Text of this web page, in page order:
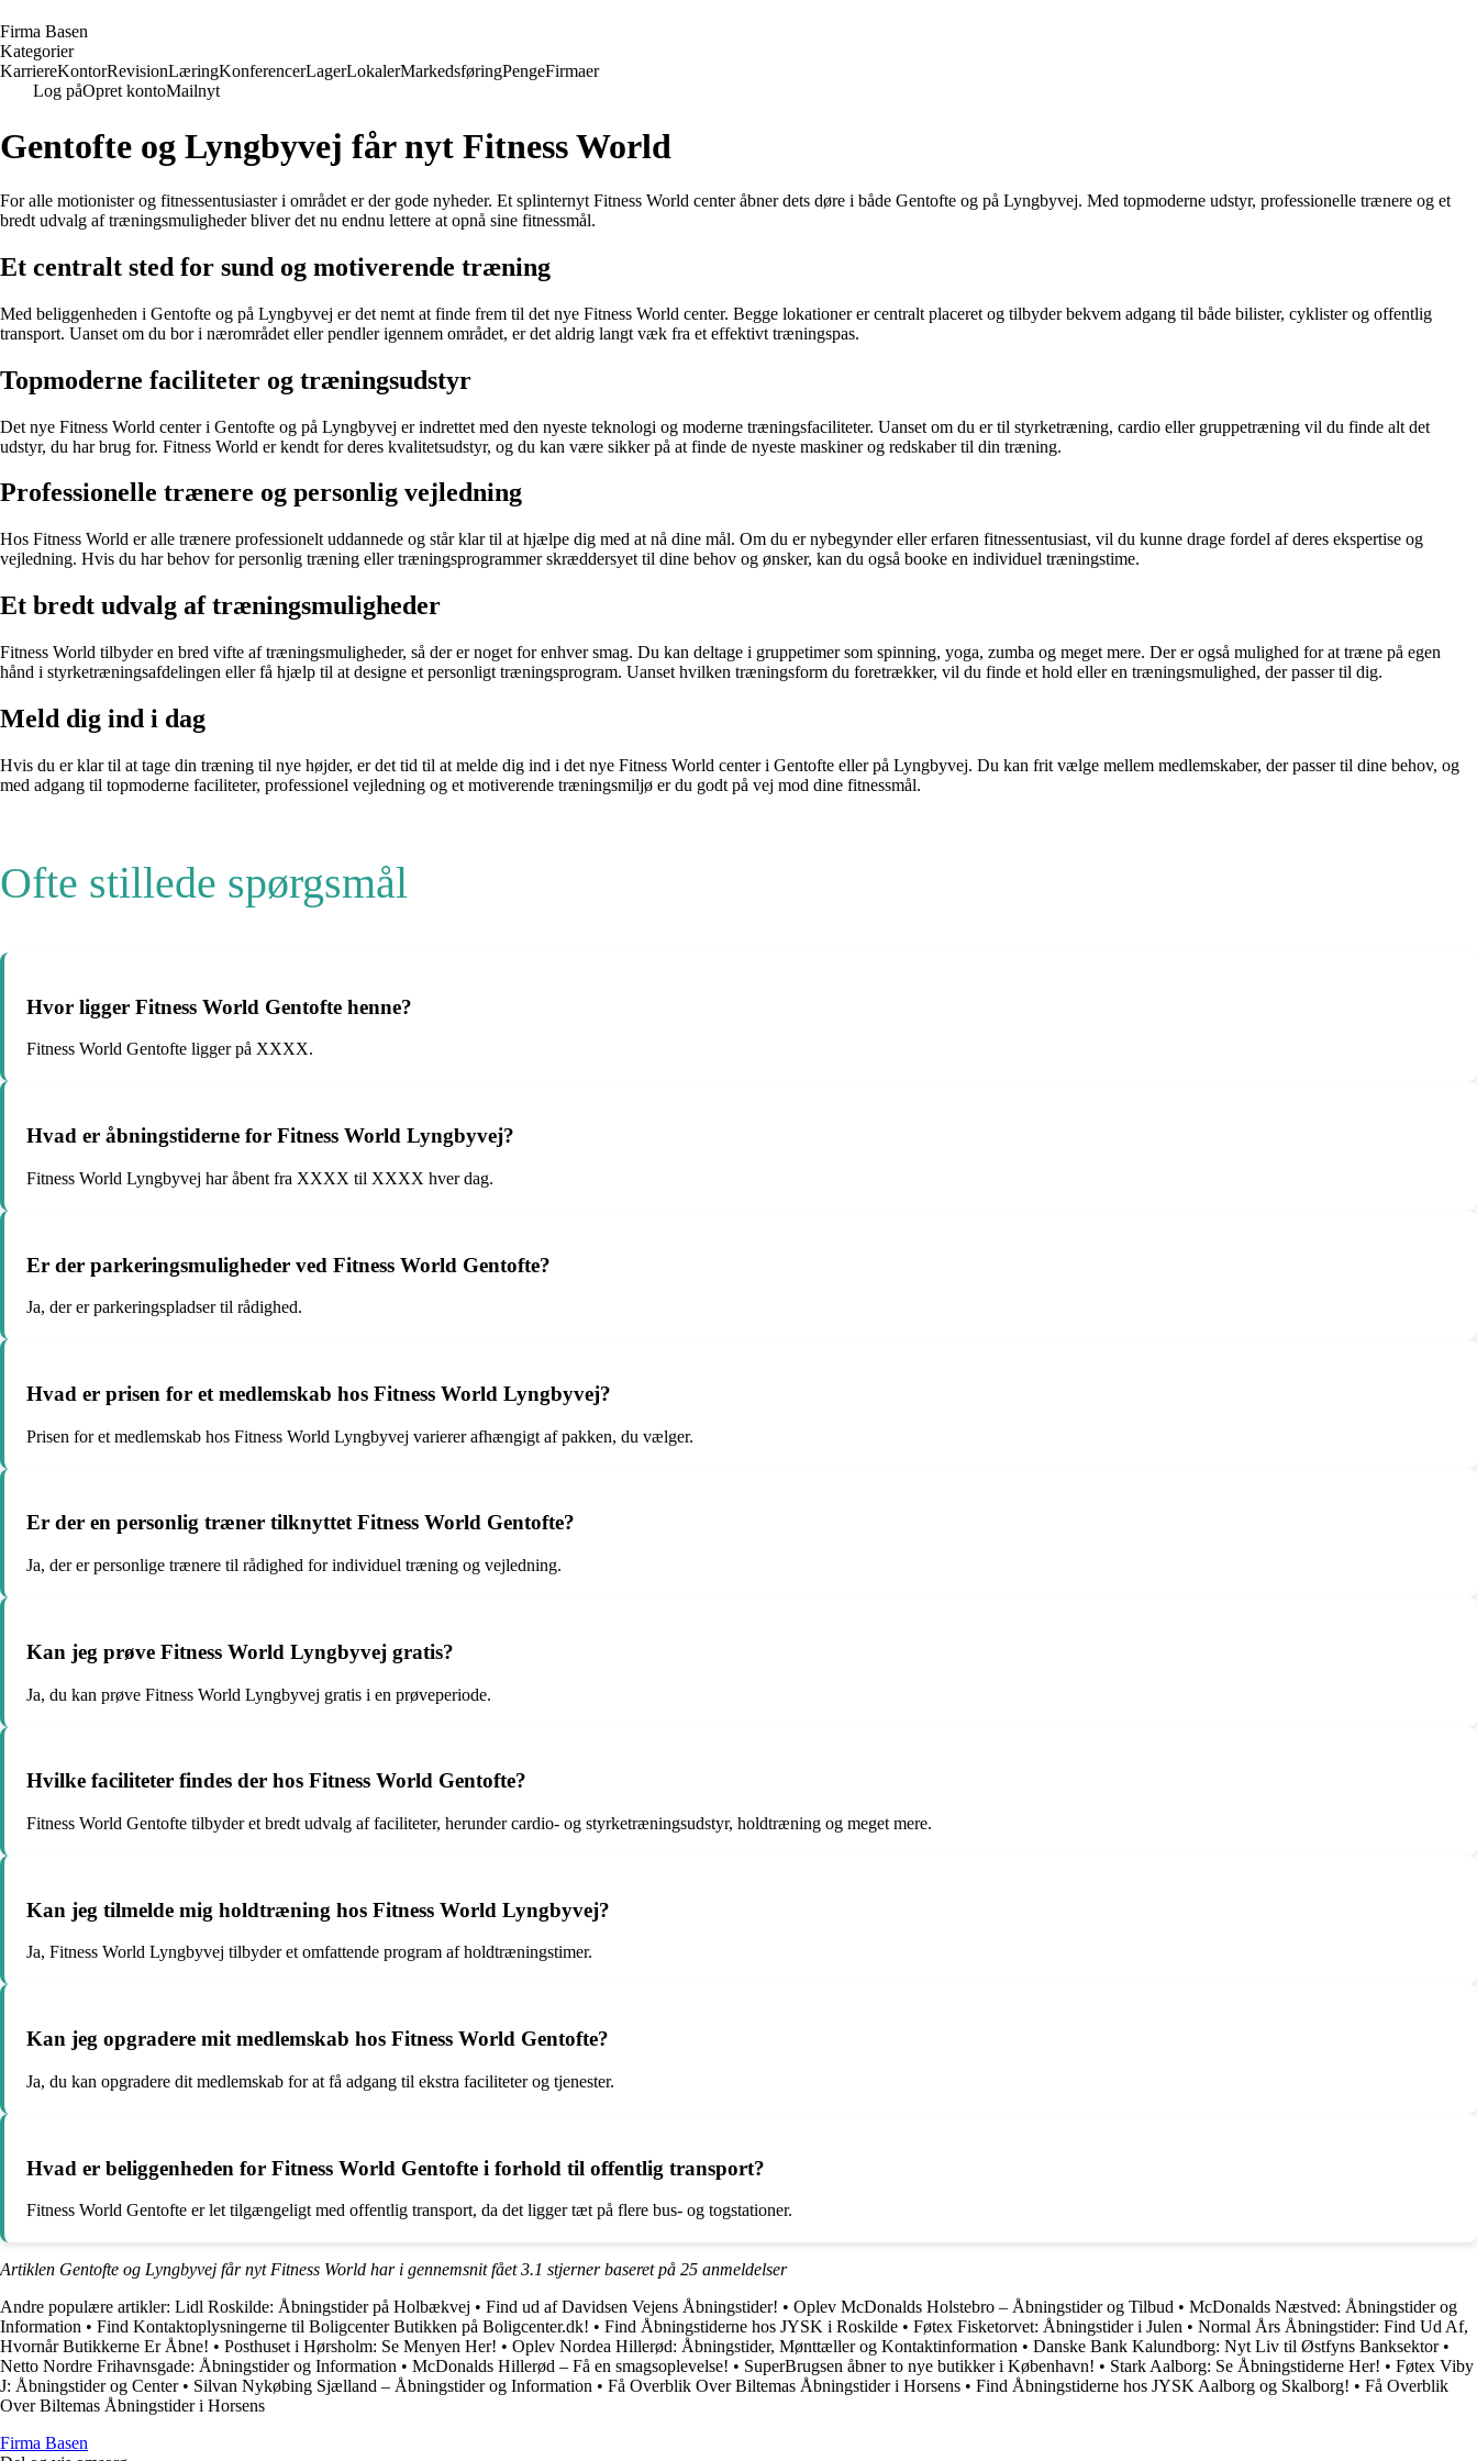
Firma Basen
Kategorier
KarriereKontorRevisionLæringKonferencerLagerLokalerMarkedsføringPengeFirmaer
Log påOpret kontoMailnyt
Gentofte og Lyngbyvej får nyt Fitness World
For alle motionister og fitnessentusiaster i området er der gode nyheder. Et splinternyt Fitness World center åbner dets døre i både Gentofte og på Lyngbyvej. Med topmoderne udstyr, professionelle trænere og et
bredt udvalg af træningsmuligheder bliver det nu endnu lettere at opnå sine fitnessmål.
Et centralt sted for sund og motiverende træning
Med beliggenheden i Gentofte og på Lyngbyvej er det nemt at finde frem til det nye Fitness World center. Begge lokationer er centralt placeret og tilbyder bekvem adgang til både bilister, cyklister og offentlig
transport. Uanset om du bor i nærområdet eller pendler igennem området, er det aldrig langt væk fra et effektivt træningspas.
Topmoderne faciliteter og træningsudstyr
Det nye Fitness World center i Gentofte og på Lyngbyvej er indrettet med den nyeste teknologi og moderne træningsfaciliteter. Uanset om du er til styrketræning, cardio eller gruppetræning vil du finde alt det
udstyr, du har brug for. Fitness World er kendt for deres kvalitetsudstyr, og du kan være sikker på at finde de nyeste maskiner og redskaber til din træning.
Professionelle trænere og personlig vejledning
Hos Fitness World er alle trænere professionelt uddannede og står klar til at hjælpe dig med at nå dine mål. Om du er nybegynder eller erfaren fitnessentusiast, vil du kunne drage fordel af deres ekspertise og
vejledning. Hvis du har behov for personlig træning eller træningsprogrammer skræddersyet til dine behov og ønsker, kan du også booke en individuel træningstime.
Et bredt udvalg af træningsmuligheder
Fitness World tilbyder en bred vifte af træningsmuligheder, så der er noget for enhver smag. Du kan deltage i gruppetimer som spinning, yoga, zumba og meget mere. Der er også mulighed for at træne på egen
hånd i styrketræningsafdelingen eller få hjælp til at designe et personligt træningsprogram. Uanset hvilken træningsform du foretrækker, vil du finde et hold eller en træningsmulighed, der passer til dig.
Meld dig ind i dag
Hvis du er klar til at tage din træning til nye højder, er det tid til at melde dig ind i det nye Fitness World center i Gentofte eller på Lyngbyvej. Du kan frit vælge mellem medlemskaber, der passer til dine behov, og
med adgang til topmoderne faciliteter, professionel vejledning og et motiverende træningsmiljø er du godt på vej mod dine fitnessmål.
Ofte stillede spørgsmål
Hvor ligger Fitness World Gentofte henne?
Fitness World Gentofte ligger på XXXX.
Hvad er åbningstiderne for Fitness World Lyngbyvej?
Fitness World Lyngbyvej har åbent fra XXXX til XXXX hver dag.
Er der parkeringsmuligheder ved Fitness World Gentofte?
Ja, der er parkeringspladser til rådighed.
Hvad er prisen for et medlemskab hos Fitness World Lyngbyvej?
Prisen for et medlemskab hos Fitness World Lyngbyvej varierer afhængigt af pakken, du vælger.
Er der en personlig træner tilknyttet Fitness World Gentofte?
Ja, der er personlige trænere til rådighed for individuel træning og vejledning.
Kan jeg prøve Fitness World Lyngbyvej gratis?
Ja, du kan prøve Fitness World Lyngbyvej gratis i en prøveperiode.
Hvilke faciliteter findes der hos Fitness World Gentofte?
Fitness World Gentofte tilbyder et bredt udvalg af faciliteter, herunder cardio- og styrketræningsudstyr, holdtræning og meget mere.
Kan jeg tilmelde mig holdtræning hos Fitness World Lyngbyvej?
Ja, Fitness World Lyngbyvej tilbyder et omfattende program af holdtræningstimer.
Kan jeg opgradere mit medlemskab hos Fitness World Gentofte?
Ja, du kan opgradere dit medlemskab for at få adgang til ekstra faciliteter og tjenester.
Hvad er beliggenheden for Fitness World Gentofte i forhold til offentlig transport?
Fitness World Gentofte er let tilgængeligt med offentlig transport, da det ligger tæt på flere bus- og togstationer.
Artiklen Gentofte og Lyngbyvej får nyt Fitness World har i gennemsnit fået3.1 stjerner baseret på 25 anmeldelser
Andre populære artikler: Lidl Roskilde: Åbningstider på Holbækvej • Find ud af Davidsen Vejens Åbningstider! • Oplev McDonalds Holstebro – Åbningstider og Tilbud • McDonalds Næstved: Åbningstider og
Information • Find Kontaktoplysningerne til Boligcenter Butikken på Boligcenter.dk! • Find Åbningstiderne hos JYSK i Roskilde • Føtex Fisketorvet: Åbningstider i Julen • Normal Års Åbningstider: Find Ud Af,
Hvornår Butikkerne Er Åbne! • Posthuset i Hørsholm: Se Menyen Her! • Oplev Nordea Hillerød: Åbningstider, Mønttæller og Kontaktinformation • Danske Bank Kalundborg: Nyt Liv til Østfyns Banksektor•
Netto Nordre Frihavnsgade: Åbningstider og Information • McDonalds Hillerød – Få en smagsoplevelse! • SuperBrugsen åbner to nye butikker i København! • Stark Aalborg: Se Åbningstiderne Her! • Føtex Viby
J: Åbningstider og Center• Silvan Nykøbing Sjælland – Åbningstider og Information • Få Overblik Over Biltemas Åbningstider i Horsens • Find Åbningstiderne hos JYSK Aalborg og Skalborg! • Få Overblik
Over Biltemas Åbningstider i Horsens
Firma Basen